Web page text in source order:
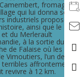
fromage
qui lui donna son
industriels proposent
ainsi que le
et du Merlerault
à la sortie du
de Falaise où les
Vimoutiers, l’un des
terribles affrontements
revivre à 12 km.